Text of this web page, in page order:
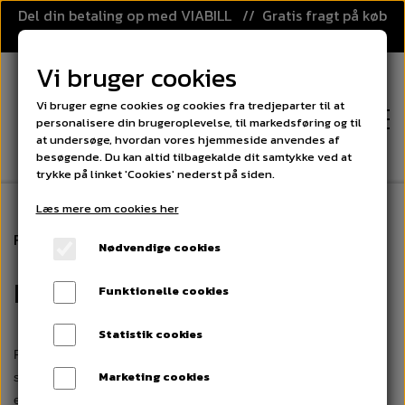
Del din betaling op med VIABILL // Gratis fragt på køb
over 499,-
FORSIDE
KATEGORIER
PRISGARANTI
KLUBAFTALE
Forside Floorball Floorball stave
Floorball stave
Flotte
skoler og fritidsklubber tror, at det hedder hockeystave, men det
er forkert. Hockeystave er lavet af træ og alt for voldsomme til
Vi bruger cookies
Vi bruger egne cookies og cookies fra tredjeparter til at
personalisere din brugeroplevelse, til markedsføring og til
at undersøge, hvordan vores hjemmeside anvendes af
besøgende. Du kan altid tilbagekalde dit samtykke ved at
trykke på linket 'Cookies' nederst på siden.
Læs mere om cookies her
Nødvendige cookies
Funktionelle cookies
Statistik cookies
Marketing cookies